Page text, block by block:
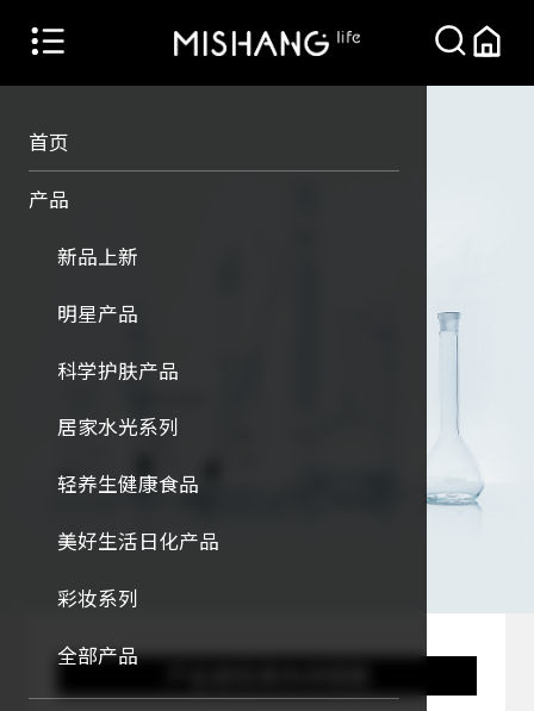
首页
产品
新品上新
明星产品
科学护肤产品
居家水光系列
轻养生健康食品
美好生活日化产品
彩妆系列
全部产品